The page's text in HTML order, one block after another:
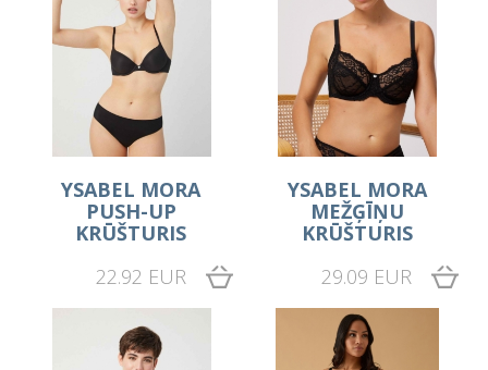
YSABEL MORA
PUSH-UP
KRŪŠTURIS
22.92 EUR
YSABEL MORA
MEŽĢĪŅU
KRŪŠTURIS
29.09 EUR